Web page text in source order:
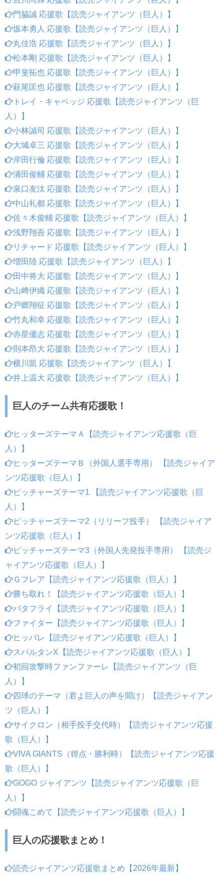
門脇誠 応援歌【読売ジャイアンツ（巨人）】
坂本勇人 応援歌【読売ジャイアンツ（巨人）】
丸佳浩 応援歌【読売ジャイアンツ（巨人）】
松本剛 応援歌【読売ジャイアンツ（巨人）】
甲斐拓也 応援歌【読売ジャイアンツ（巨人）】
萩尾匡也 応援歌【読売ジャイアンツ（巨人）】
トレイ・キャベッジ 応援歌【読売ジャイアンツ（巨
人）】
小林誠司 応援歌【読売ジャイアンツ（巨人）】
大城卓三 応援歌【読売ジャイアンツ（巨人）】
岸田行倫 応援歌【読売ジャイアンツ（巨人）】
浦田俊輔 応援歌【読売ジャイアンツ（巨人）】
泉口友汰 応援歌【読売ジャイアンツ（巨人）】
中山礼都 応援歌【読売ジャイアンツ（巨人）】
佐々木俊輔 応援歌【読売ジャイアンツ（巨人）】
浅野翔吾 応援歌【読売ジャイアンツ（巨人）】
リチャード 応援歌【読売ジャイアンツ（巨人）】
増田陸 応援歌【読売ジャイアンツ（巨人）】
田中将大 応援歌【読売ジャイアンツ（巨人）】
山﨑伊織 応援歌【読売ジャイアンツ（巨人）】
戸郷翔征 応援歌【読売ジャイアンツ（巨人）】
竹丸和幸 応援歌【読売ジャイアンツ（巨人）】
赤星優志 応援歌【読売ジャイアンツ（巨人）】
則本昂大 応援歌【読売ジャイアンツ（巨人）】
横川凱 応援歌【読売ジャイアンツ（巨人）】
井上温大 応援歌【読売ジャイアンツ（巨人）】
巨人のチーム共有応援歌！
ヒッターズテーマＡ【読売ジャイアンツ応援歌（巨
人）】
ヒッターズテーマＢ（外国人選手専用） 【読売ジャイア
ンツ応援歌（巨人）】
ピッチャーズテーマ1 【読売ジャイアンツ応援歌（巨
人）】
ピッチャーズテーマ2（リリーフ投手） 【読売ジャイア
ンツ応援歌（巨人）】
ピッチャーズテーマ3（外国人先発投手専用） 【読売ジ
ャイアンツ応援歌（巨人）】
Ｇフレア【読売ジャイアンツ応援歌（巨人）】
勝ち取れ！【読売ジャイアンツ応援歌（巨人）】
バタフライ【読売ジャイアンツ応援歌（巨人）】
ファイター【読売ジャイアンツ応援歌（巨人）】
ヒッパレ【読売ジャイアンツ応援歌（巨人）】
スパルタンX【読売ジャイアンツ応援歌（巨人）】
初回攻撃時ファンファーレ【読売ジャイアンツ（巨
人）】
四球のテーマ（君よ巨人の声を聞け）【読売ジャイアン
ツ（巨人）】
サイクロン（相手投手交代時）【読売ジャイアンツ応援
歌（巨人）】
VIVA GIANTS（得点・勝利時）【読売ジャイアンツ応援
歌（巨人）】
GOGO ジャイアンツ【読売ジャイアンツ応援歌（巨
人）】
闘魂こめて【読売ジャイアンツ応援歌（巨人）】
巨人の応援歌まとめ！
読売ジャイアンツ応援歌まとめ【2026年最新】